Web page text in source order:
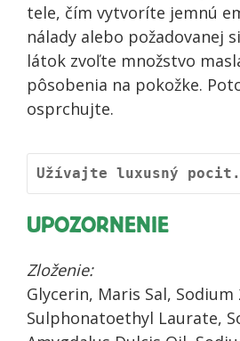
tele, čím vytvoríte jemnú
nálady alebo požadovanej
látok zvoľte množstvo
pôsobenia na pokožke.
osprchujte.
Užívajte luxusný pocit.
UPOZORNENIE
Zloženie:
Glycerin, Maris Sal, Sodium
Sulphonatoethyl Laurate,